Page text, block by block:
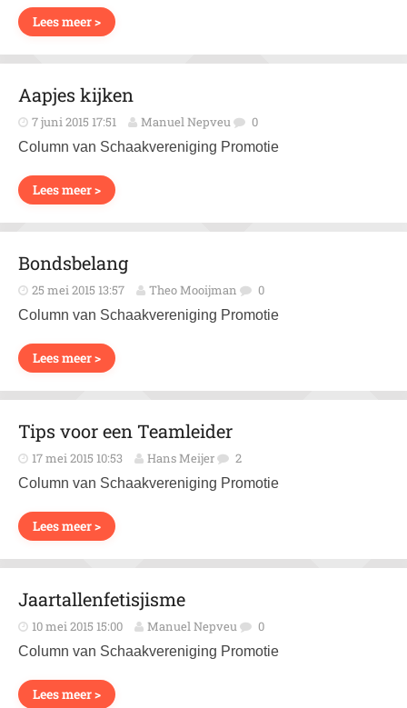
Lees meer >
Aapjes kijken
7 juni 2015 17:51 Manuel Nepveu 0
Column van Schaakvereniging Promotie
Lees meer >
Bondsbelang
25 mei 2015 13:57 Theo Mooijman 0
Column van Schaakvereniging Promotie
Lees meer >
Tips voor een Teamleider
17 mei 2015 10:53 Hans Meijer 2
Column van Schaakvereniging Promotie
Lees meer >
Jaartallenfetisjisme
10 mei 2015 15:00 Manuel Nepveu 0
Column van Schaakvereniging Promotie
Lees meer >